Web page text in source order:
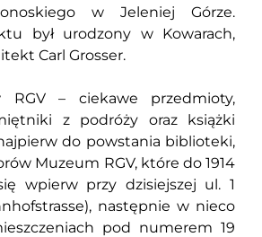
w Jeleniej Górze.
był urodzony w Kowarach,
Carl Grosser.
RGV – ciekawe przedmioty,
z podróży oraz książki
do powstania biblioteki,
Muzeum RGV, które do 1914
wpierw przy dzisiejszej ul. 1
następnie w nieco
pod numerem 19